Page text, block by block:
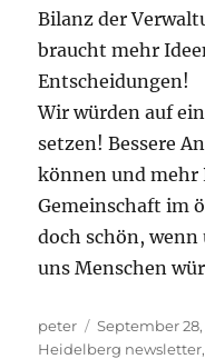
Bilanz der
braucht mehr
Entscheidungen!
Wir würden auf
setzen! Bessere
können und mehr
Gemeinschaft im
doch schön,
uns Menschen
Autor
peter
Veröffentlicht
am
September 28,
Heidelberg newsletter